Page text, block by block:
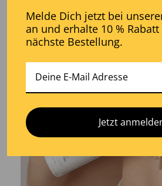
Melde Dich jetzt bei
an und erhalte 10 %
nächste Bestellung.
Jetzt